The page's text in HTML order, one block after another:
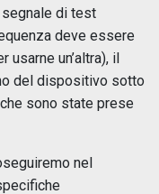
di test
deve essere
usarne un’altra), il
del dispositivo sotto
sono state prese
nel